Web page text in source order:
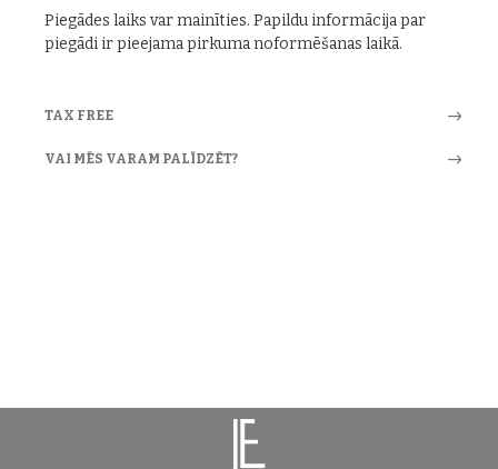
Piegādes laiks var mainīties. Papildu informācija par
piegādi ir pieejama pirkuma noformēšanas laikā.
TAX FREE
VAI MĒS VARAM PALĪDZĒT?